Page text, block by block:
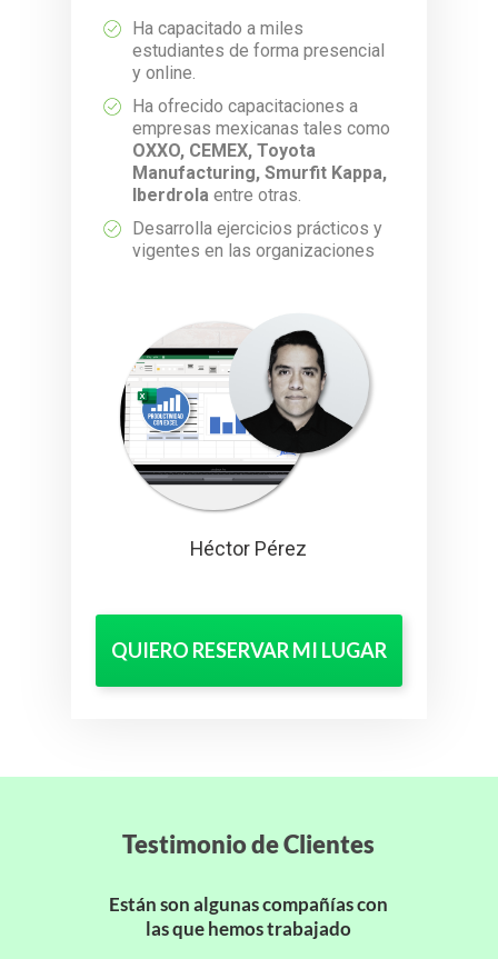
Ha capacitado a miles
estudiantes de forma presencial
y online.
Ha ofrecido capacitaciones a
empresas mexicanas tales como
OXXO, CEMEX, Toyota
Manufacturing, Smurfit Kappa,
Iberdrola entre otras.
Desarrolla ejercicios prácticos y
vigentes en las organizaciones
Héctor Pérez
QUIERO RESERVAR MI LUGAR
Testimonio de Clientes
Están son algunas compañías con
las que hemos trabajado